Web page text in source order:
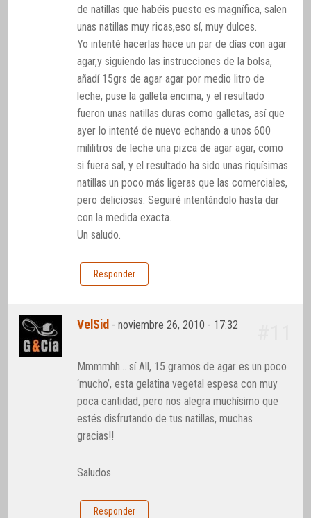
de natillas que habéis puesto es magnífica, salen
unas natillas muy ricas,eso sí, muy dulces.
Yo intenté hacerlas hace un par de días con agar
agar,y siguiendo las instrucciones de la bolsa,
añadí 15grs de agar agar por medio litro de
leche, puse la galleta encima, y el resultado
fueron unas natillas duras como galletas, así que
ayer lo intenté de nuevo echando a unos 600
mililitros de leche una pizca de agar agar, como
si fuera sal, y el resultado ha sido unas riquísimas
natillas un poco más ligeras que las comerciales,
pero deliciosas. Seguiré intentándolo hasta dar
con la medida exacta.
Un saludo.
Responder
VelSid -noviembre 26, 2010 - 17:32
Mmmmhh… sí All, 15 gramos de agar es un poco
‘mucho’, esta gelatina vegetal espesa con muy
poca cantidad, pero nos alegra muchísimo que
estés disfrutando de tus natillas, muchas
gracias!!
Saludos
Responder